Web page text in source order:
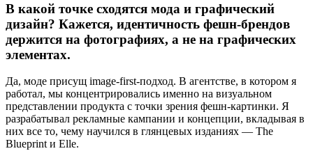
В какой точке сходятся мода и графический
дизайн? Кажется, идентичность фешн-брендов
держится на фотографиях, а не на графических
элементах.
Да, моде присущ image-first-подход. В агентстве, в котором я
работал, мы концентрировались именно на визуальном
представлении продукта с точки зрения фешн-картинки. Я
разрабатывал рекламные кампании и концепции, вкладывая в
них все то, чему научился в глянцевых изданиях — The
Blueprint и Elle.